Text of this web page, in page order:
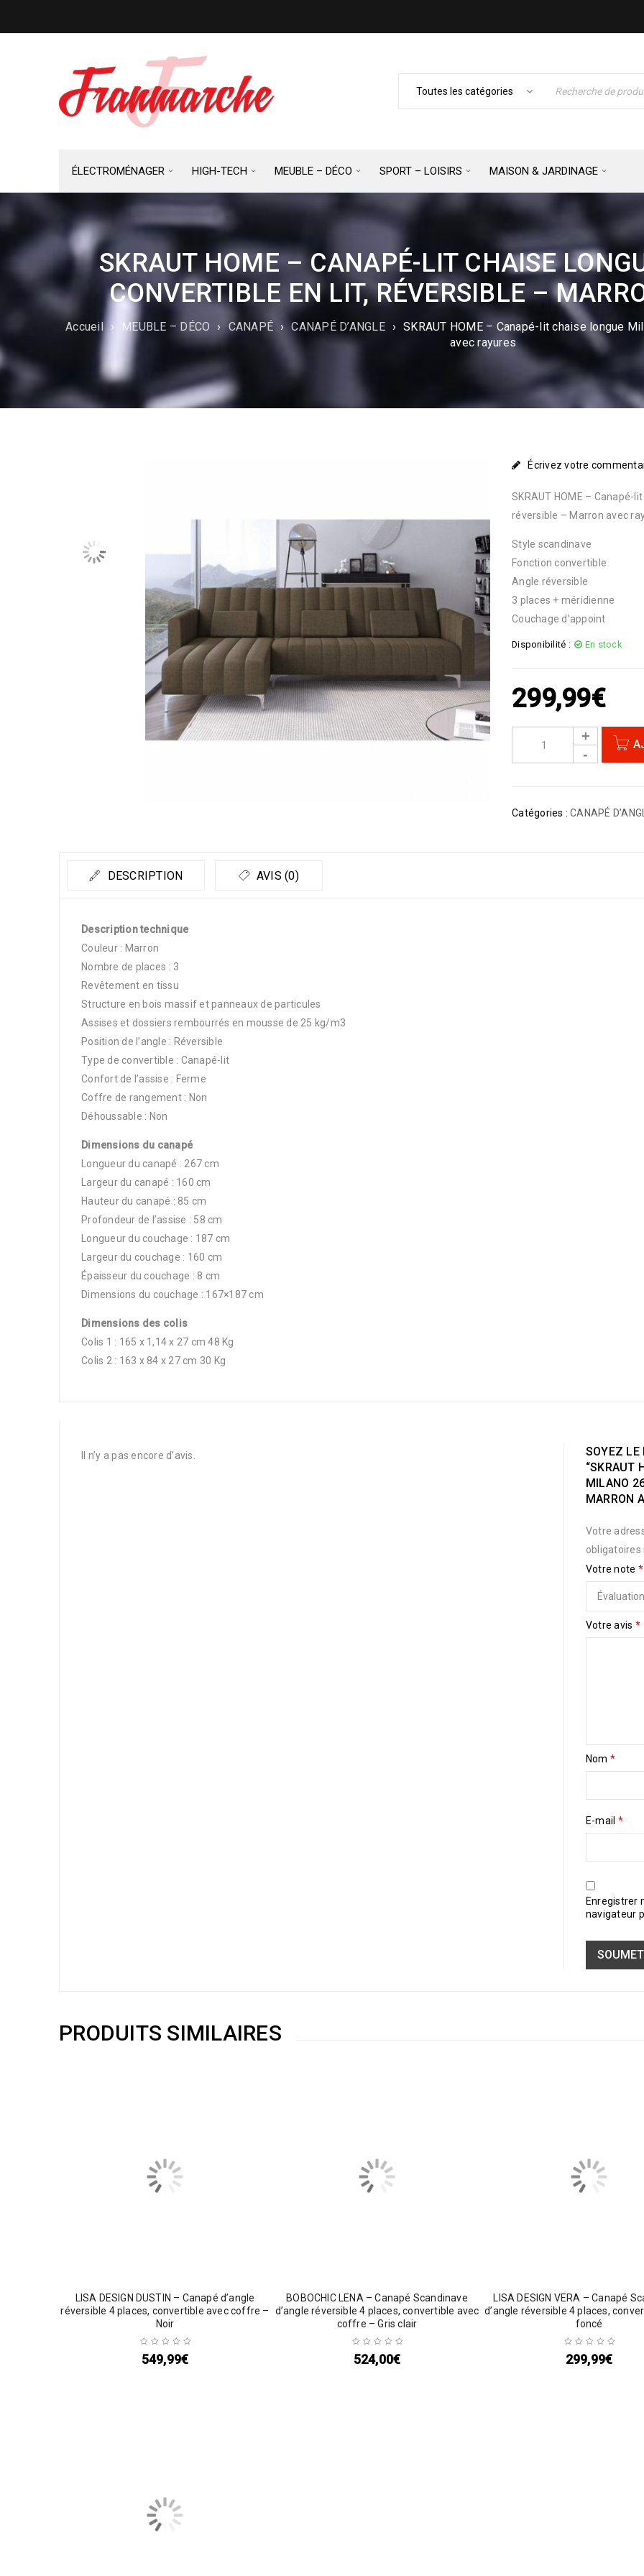
ÉLECTROMÉNAGER HIGH-TECH MEUBLE – DÉCO SPORT – LOISIRS MAISON & JARDINAGE
SKRAUT HOME – CANAPÉ-LIT CHAISE
CONVERTIBLE EN LIT, RÉVERSIBLE –
Accueil › MEUBLE – DÉCO › CANAPÉ › CANAPÉ D’ANGLE › SKRAUT HOME – Canapé-lit chaise longue
avec rayures
Écrivez votre
SKRAUT HOME – Canapé-
réversible – Marron avec
Style scandinave
Fonction convertible
Angle réversible
3 places + méridienne
Couchage d’appoint
Disponibilité : En stock
299,99€
Catégories : CANAPÉ
DESCRIPTION AVIS (0)
Description technique
Couleur : Marron
Nombre de places : 3
Revêtement en tissu
Structure en bois massif et panneaux de particules
Assises et dossiers rembourrés en mousse de 25 kg/m3
Position de l’angle : Réversible
Type de convertible : Canapé-lit
Confort de l’assise : Ferme
Coffre de rangement : Non
Déhoussable : Non
Dimensions du canapé
Longueur du canapé : 267 cm
Largeur du canapé : 160 cm
Hauteur du canapé : 85 cm
Profondeur de l’assise : 58 cm
Longueur du couchage : 187 cm
Largeur du couchage : 160 cm
Épaisseur du couchage : 8 cm
Dimensions du couchage : 167×187 cm
Dimensions des colis
Colis 1 : 165 x 1,14 x 27 cm 48 Kg
Colis 2 : 163 x 84 x 27 cm 30 Kg
Il n’y a pas encore d’avis.
SOYEZ LE
“SKRAUT
MILANO
MARRON
Votre
obligatoires
Votre note *
Votre avis *
Nom *
E-mail *
Enregistrer
navigateur
PRODUITS SIMILAIRES
LISA DESIGN DUSTIN – Canapé d’angle
réversible 4 places, convertible avec coffre –
Noir
549,99€
BOBOCHIC LENA – Canapé Scandinave
d’angle réversible 4 places, convertible avec
coffre – Gris clair
524,00€
LISA DESIGN VERA – Canapé
d’angle réversible 4 places,
foncé
299,99€